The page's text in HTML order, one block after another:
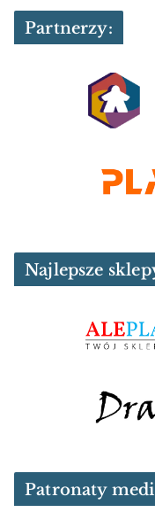
Partnerzy:
Najlepsze
Patronaty